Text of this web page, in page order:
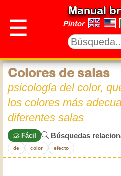
☰
Manual
Pintor
Colores de salas
psicología del color,
los colores más
diferentes salas
Fácil Búsquedas
de color efecto